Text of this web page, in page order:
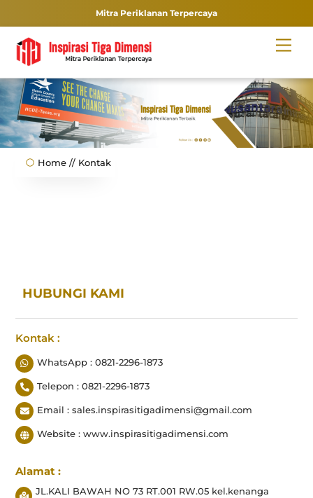
Mitra Periklanan Terpercaya
content
Home // Kontak
HUBUNGI KAMI
Kontak :
WhatsApp : 0821-2296-1873
Telepon : 0821-2296-1873
Email : sales.inspirasitigadimensi@gmail.com
Website : www.inspirasitigadimensi.com
Alamat :
JL.KALI BAWAH NO 73 RT.001 RW.05 kel.kenanga